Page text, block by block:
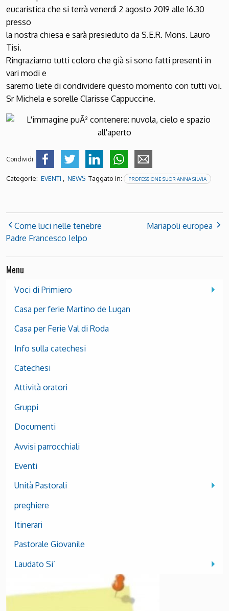
eucaristica che si terrà venerdì 2 agosto 2019 alle 16.30
presso
la nostra chiesa e sarà presieduto da S.E.R. Mons. Lauro
Tisi.
Ringraziamo tutti coloro che già si sono fatti presenti in
vari modi e
saremo liete di condividere questo momento con tutti voi.
Sr Michela e sorelle Clarisse Cappuccine.
Condividi
Categorie: EVENTI NEWS Taggato in: PROFESSIONE SUOR ANNA SILVIA
Come luci nelle tenebre
Padre Francesco Ielpo
Mariapoli europea
Menu
Voci di Primiero
Casa per ferie Martino de Lugan
Casa per Ferie Val di Roda
Info sulla catechesi
Catechesi
Attività oratori
Gruppi
Documenti
Avvisi parrocchiali
Eventi
Unità Pastorali
preghiere
Itinerari
Pastorale Giovanile
Laudato Si’